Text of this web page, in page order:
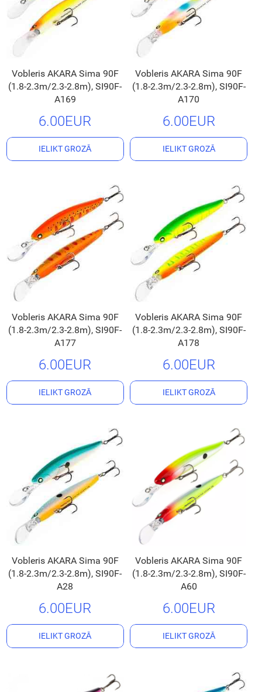
Vobleris AKARA Sima 90F
(1.8-2.3m/2.3-2.8m), SI90F-
A169
6.00EUR
IELIKT GROZĀ
Vobleris AKARA Sima 90F
(1.8-2.3m/2.3-2.8m), SI90F-
A170
6.00EUR
IELIKT GROZĀ
Vobleris AKARA Sima 90F
(1.8-2.3m/2.3-2.8m), SI90F-
A177
6.00EUR
IELIKT GROZĀ
Vobleris AKARA Sima 90F
(1.8-2.3m/2.3-2.8m), SI90F-
A178
6.00EUR
IELIKT GROZĀ
Vobleris AKARA Sima 90F
(1.8-2.3m/2.3-2.8m), SI90F-
A28
6.00EUR
IELIKT GROZĀ
Vobleris AKARA Sima 90F
(1.8-2.3m/2.3-2.8m), SI90F-
A60
6.00EUR
IELIKT GROZĀ